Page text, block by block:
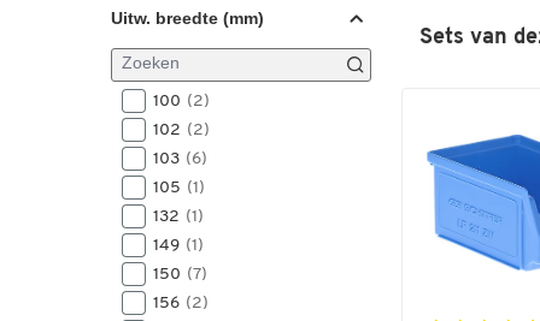
Uitw. breedte (mm)
100 (2)
102 (2)
103 (6)
105 (1)
132 (1)
149 (1)
150 (7)
156 (2)
Sets van